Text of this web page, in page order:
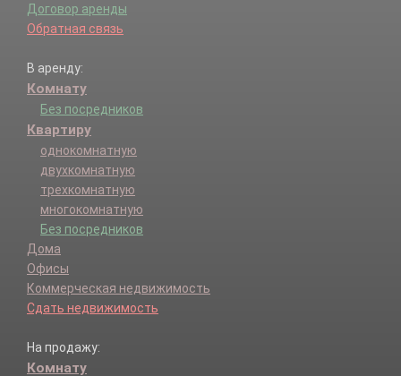
Договор аренды
Обратная связь
В аренду:
Комнату
Без посредников
Квартиру
однокомнатную
двухкомнатную
трехкомнатную
многокомнатную
Без посредников
Дома
Офисы
Коммерческая недвижимость
Сдать недвижимость
На продажу:
Комнату